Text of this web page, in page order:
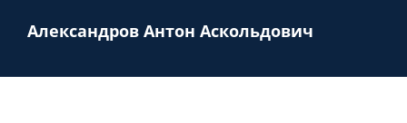
Преподавателям
Александров Антон Аскольдович